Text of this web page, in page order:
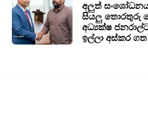
අලුත්
සියලු තොරතුරු
අධ්‍යක්ෂ
ඉල්ලා අස්කර